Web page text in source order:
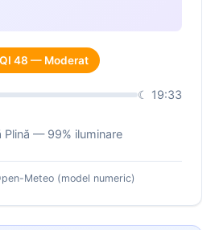
48 — Moderat
☾ 19:33
Plină — 99% iluminare
Meteo (model numeric)